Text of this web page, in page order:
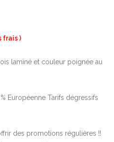
frais )
laminé et couleur poignée au
Européenne Tarifs dégressifs
des promotions régulières !!